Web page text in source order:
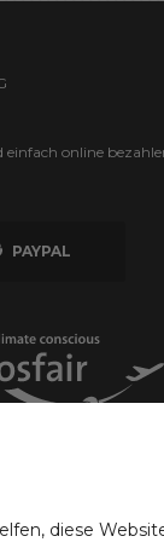
einfach online
PAYPAL
diese